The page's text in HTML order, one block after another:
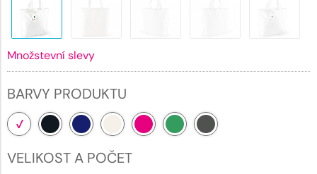
Množstevní slevy
BARVY PRODUKTU
VELIKOST A POČET